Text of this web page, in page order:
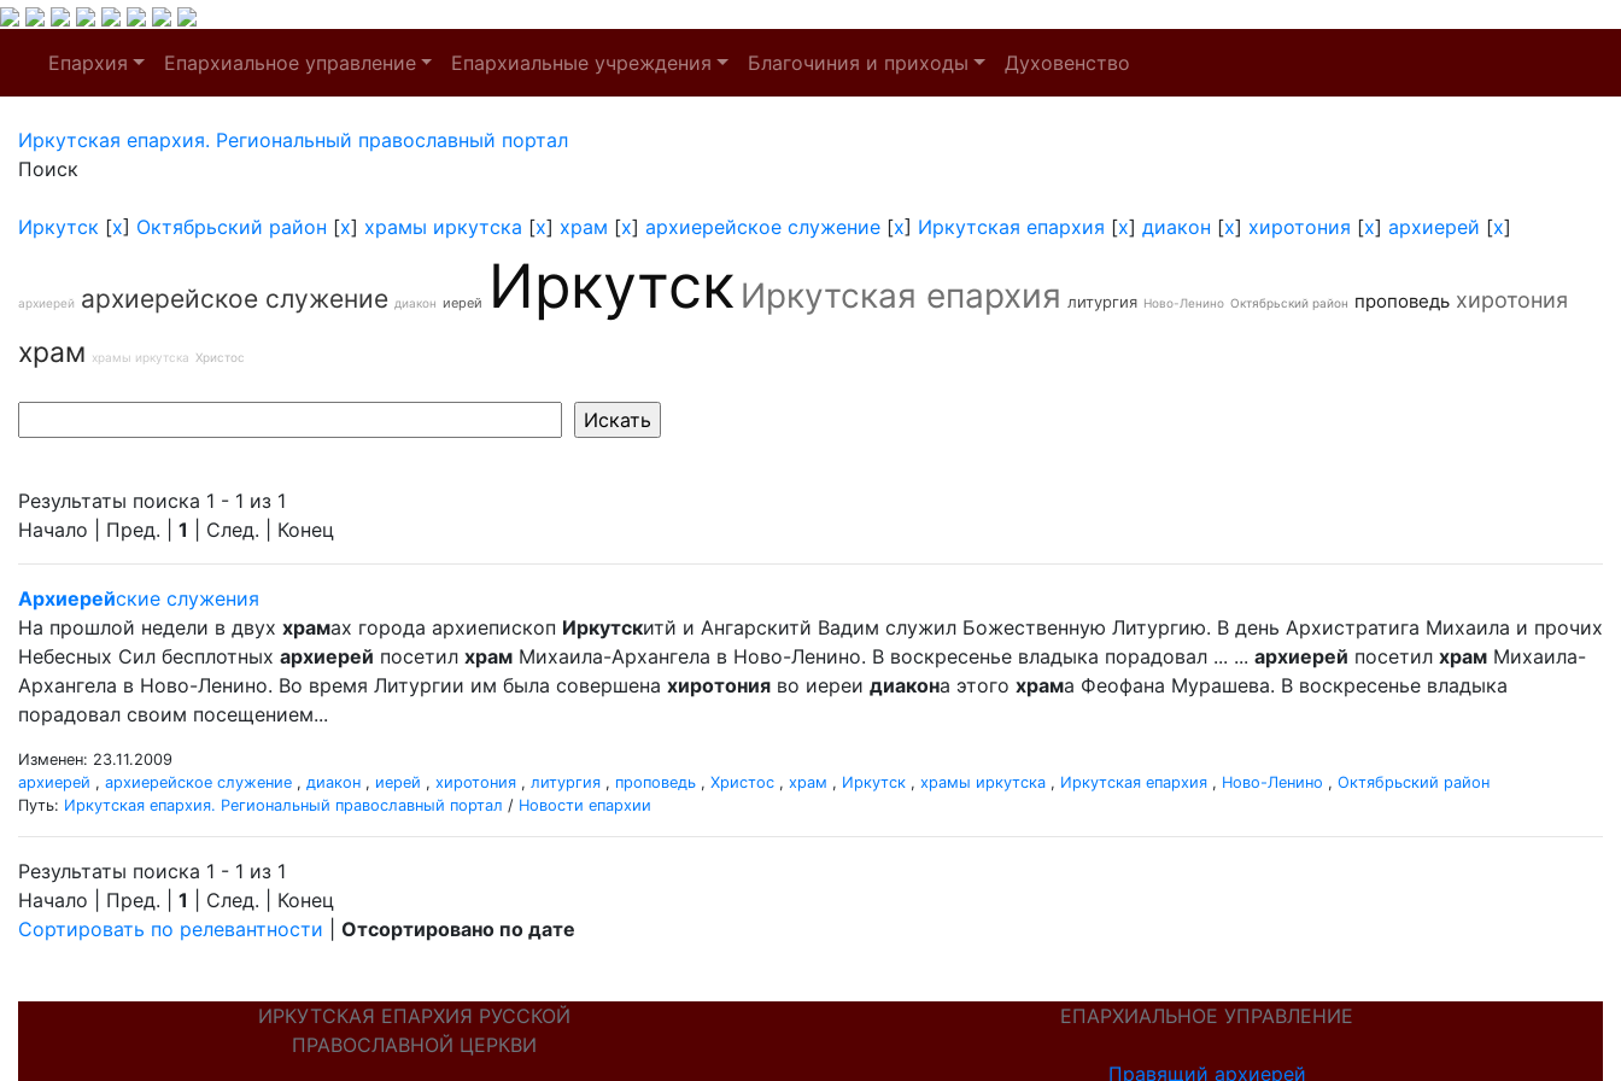
Епархия Епархиальное управление Епархиальные учреждения Благочиния и приходы Духовенство
Иркутская епархия. Региональный православный портал
Поиск
Иркутск [x] Октябрьский район [x] храмы иркутска [x] храм [x] архиерейское служение [x] Иркутская епархия [x] диакон [x] хиротония [x] архиерей [x]
архиерей архиерейское служение диакон иерей Иркутск Иркутская епархия литургия Ново-Ленино Октябрьский район проповедь хиротония
храм храмы иркутска Христос
Результаты поиска 1 - 1 из 1
Начало | Пред. | 1 | След. | Конец
Архиерейские служения
На прошлой недели в двух храмах города архиепископ Иркутскитй и Ангарскитй Вадим служил Божественную Литургию. В день Архистратига Михаила и прочих
Небесных Сил бесплотных архиерей посетил храм Михаила-Архангела в Ново-Ленино. В воскресенье владыка порадовал ... ... архиерей посетил храм Михаила-
Архангела в Ново-Ленино. Во время Литургии им была совершена хиротония во иереи диакона этого храма Феофана Мурашева. В воскресенье владыка
порадовал своим посещением...
Изменен: 23.11.2009
архиерей , архиерейское служение , диакон , иерей , хиротония , литургия , проповедь , Христос , храм , Иркутск , храмы иркутска , Иркутская епархия , Ново-Ленино , Октябрьский район
Путь: Иркутская епархия. Региональный православный портал / Новости епархии
Результаты поиска 1 - 1 из 1
Начало | Пред. | 1 | След. | Конец
Сортировать по релевантности
Отсортировано по дате
ИРКУТСКАЯ ЕПАРХИЯ РУССКОЙ
ПРАВОСЛАВНОЙ ЦЕРКВИ
ЕПАРХИАЛЬНОЕ УПРАВЛЕНИЕ
Правящий архиерей